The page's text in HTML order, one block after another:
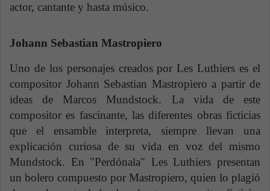
actor, cantante y hasta músico.
Johann Sebastian Mastropiero
Uno de los personajes creados por Les Luthiers es el
compositor Johann Sebastian Mastropiero a partir de
ideas de Marcos Mundstock. La vida de este
compositor es fascinante, las diferentes obras ficticias
que el ensamble interpreta, siempre llevan una
explicación curiosa de su vida en voz del mismo
Mundstock. En "Perdónala" Les Luthiers presentan
un bolero compuesto por Mastropiero, quien lo plagió